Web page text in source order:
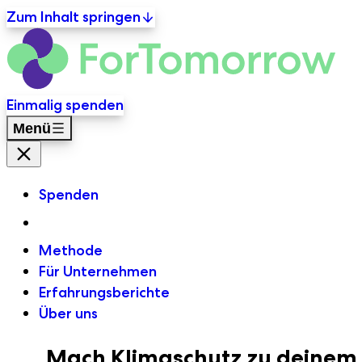
Zum Inhalt springen
Primäre Navigation
Einmalig spenden
Menü
Menü Schließen
Spenden
Methode
Für Unternehmen
Erfahrungsberichte
Über uns